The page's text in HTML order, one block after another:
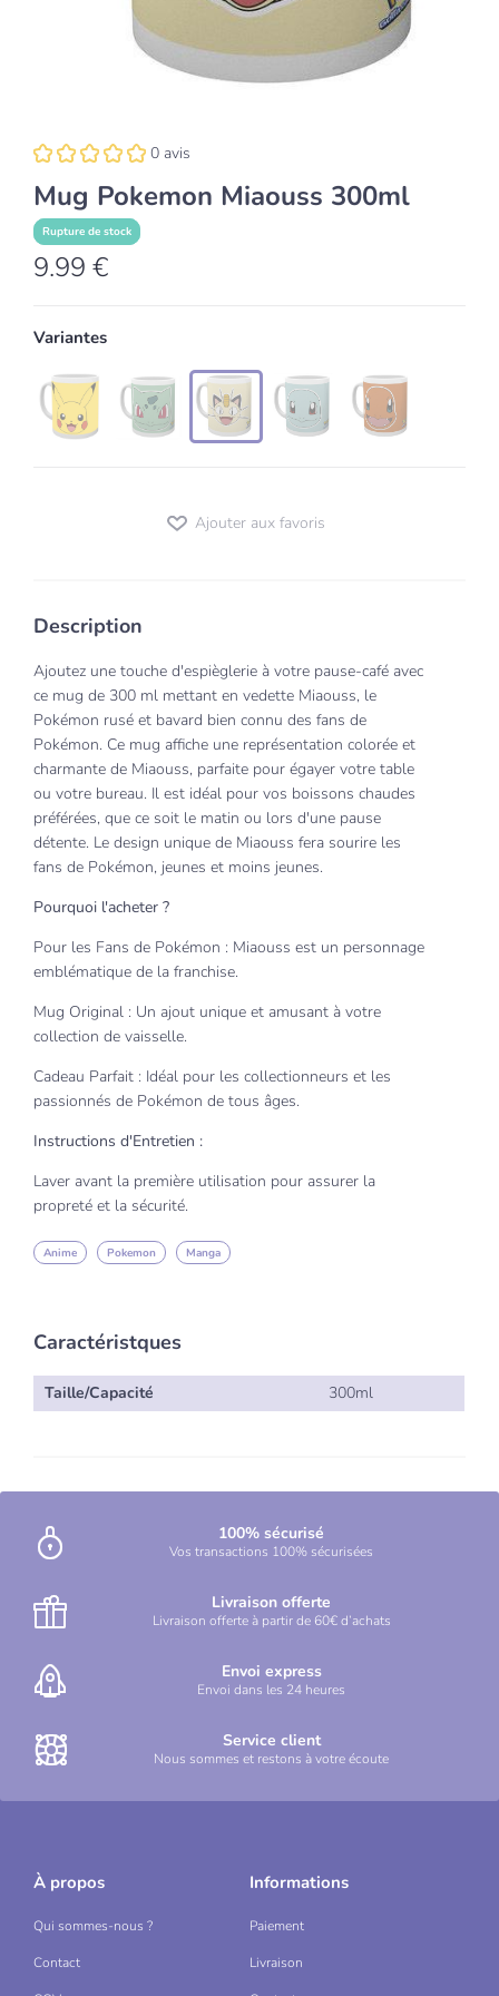
0 avis
Mug Pokemon Miaouss 300ml
Rupture de stock
9.99 €
Variantes
Ajouter aux favoris
Description
Ajoutez une touche d'espièglerie à votre pause-café avec
ce mug de 300 ml mettant en vedette Miaouss, le
Pokémon rusé et bavard bien connu des fans de
Pokémon. Ce mug affiche une représentation colorée et
charmante de Miaouss, parfaite pour égayer votre table
ou votre bureau. Il est idéal pour vos boissons chaudes
préférées, que ce soit le matin ou lors d'une pause
détente. Le design unique de Miaouss fera sourire les
fans de Pokémon, jeunes et moins jeunes.
Pourquoi l'acheter ?
Pour les Fans de Pokémon : Miaouss est un personnage
emblématique de la franchise.
Mug Original : Un ajout unique et amusant à votre
collection de vaisselle.
Cadeau Parfait : Idéal pour les collectionneurs et les
passionnés de Pokémon de tous âges.
Instructions d'Entretien :
Laver avant la première utilisation pour assurer la
propreté et la sécurité.
Anime Pokemon Manga
Caractéristques
Taille/Capacité 300ml
100% sécurisé
Vos transactions 100% sécurisées
Livraison offerte
Livraison offerte à partir de 60€ d’achats
Envoi express
Envoi dans les 24 heures
Service client
Nous sommes et restons à votre écoute
À propos
Qui sommes-nous ?
Contact
Informations
Paiement
Livraison